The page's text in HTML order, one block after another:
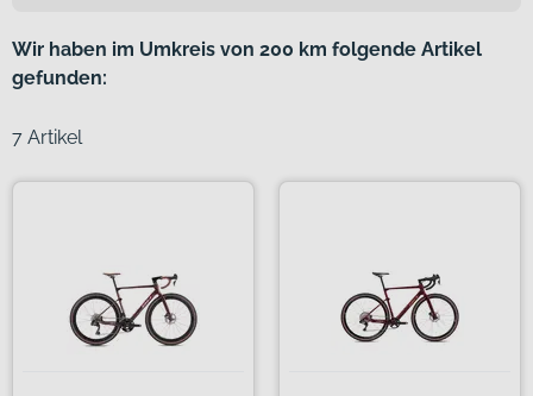
Wir haben im Umkreis von 200 km folgende Artikel
gefunden:
7 Artikel